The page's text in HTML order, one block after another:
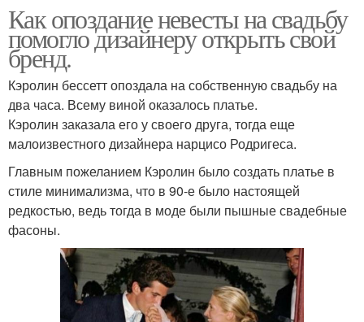
Как опоздание невесты на свадьбу
помогло дизайнеру открыть свой
бренд.
Кэролин бессетт опоздала на собственную свадьбу на
два часа. Всему виной оказалось платье.
Кэролин заказала его у своего друга, тогда еще
малоизвестного дизайнера нарцисо Родригеса.
Главным пожеланием Кэролин было создать платье в
стиле минимализма, что в 90-е было настоящей
редкостью, ведь тогда в моде были пышные свадебные
фасоны.